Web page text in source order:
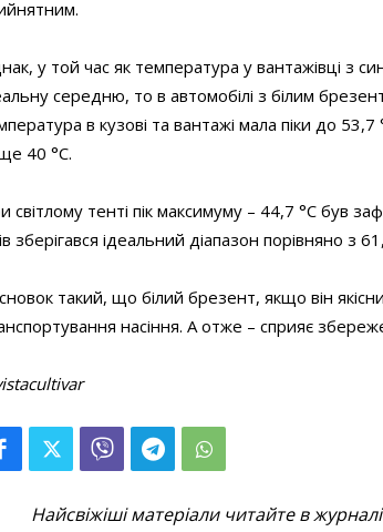
у той час як температура у вантажівці з
середню, то в автомобілі з білим
в кузові та вантажі мала піки до
40 °С.
світлому тенті пік максимуму – 44,7 °С був
зберігався ідеальний діапазон порівняно з
такий, що білий брезент, якщо він
насіння. А отже – сприяє
Найсвіжіші матеріали читайте в